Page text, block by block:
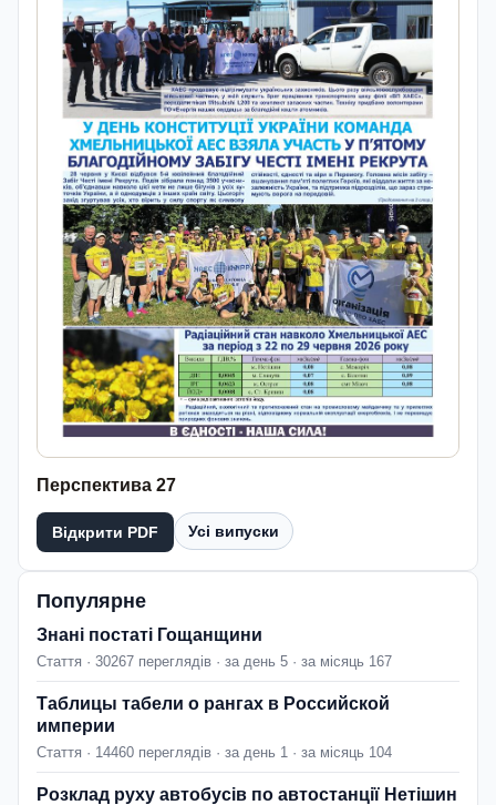
Перспектива 27
Відкрити PDF Усі випуски
Популярне
Знані постаті Гощанщини
Стаття · 30267 переглядів · за день 5 · за місяць 167
Таблицы табели о рангах в Российской
империи
Стаття · 14460 переглядів · за день 1 · за місяць 104
Розклад руху автобусів по автостанції Нетішин